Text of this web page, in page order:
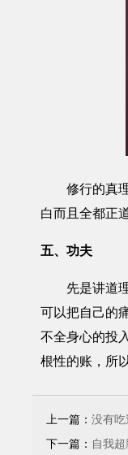
修行的真理
白而且全都正
五、功夫
先是讲道理
可以把自己的
不全身心的投
根性的账，所
上一篇： 没有
下一篇： 自我